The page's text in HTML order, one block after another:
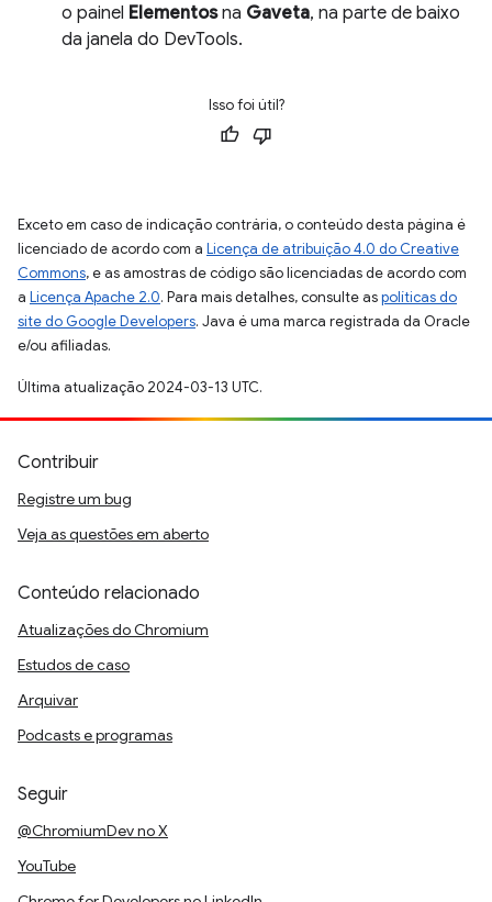
o painel Elementosna Gaveta, na parte de baixo
da janela do DevTools.
Isso foi útil?
Exceto em caso de indicação contrária, o conteúdo desta página é
licenciado de acordo com a Licença de atribuição 4.0 do Creative
Commons, e as amostras de código são licenciadas de acordo com
a Licença Apache 2.0. Para mais detalhes, consulte aspolíticas do
site do Google Developers. Java é uma marca registrada da Oracle
e/ou afiliadas.
Última atualização 2024-03-13 UTC.
Contribuir
Registre um bug
Veja as questões em aberto
Conteúdo relacionado
Atualizações do Chromium
Estudos de caso
Arquivar
Podcasts e programas
Seguir
@ChromiumDev no X
YouTube